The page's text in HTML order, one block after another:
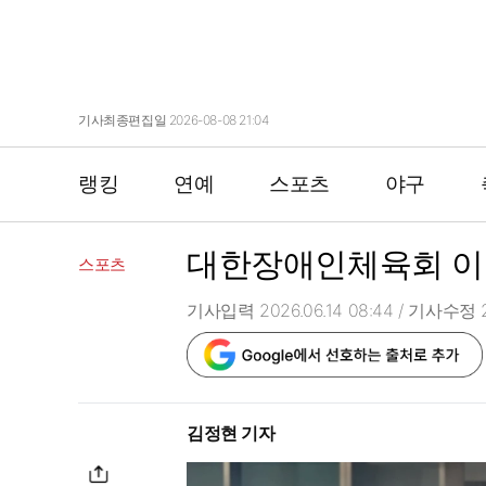
기사최종편집일 2026-08-08 21:04
랭킹 연예 스포츠 야구
스포츠 대한장애인체육회
기사입력 2026.06.14 08:44 / 기사수정
김정현 기자